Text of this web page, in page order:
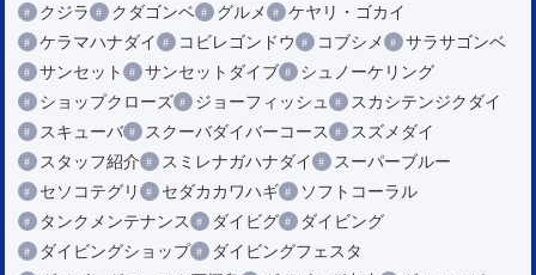
クジラ
クダゴンベ グルメ
ケヤリ・ゴカイ
ケラマハナダイ
コビレゴンドウ コブシメ
サラサゴンベ
サンセット
サンセットダイブ
シュノーケリング
ショップクローズ
ジョーフィッシュ
スカシテンジクダイ
スキューバ
スクーバダイバーコース
スズメダイ
スタッフ紹介
スミレナガハナダイ
スーパーブルー
セソコテグリ
セダカカワハギ
ソフトコーラル
タンクメンテナンス
ダイビグ
ダイビング
ダイビングショップ
ダイビングフェスタ